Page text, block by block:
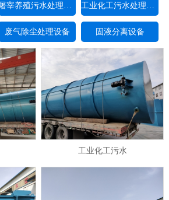
废气除尘处理设备 固液分离设备
工业化工污水